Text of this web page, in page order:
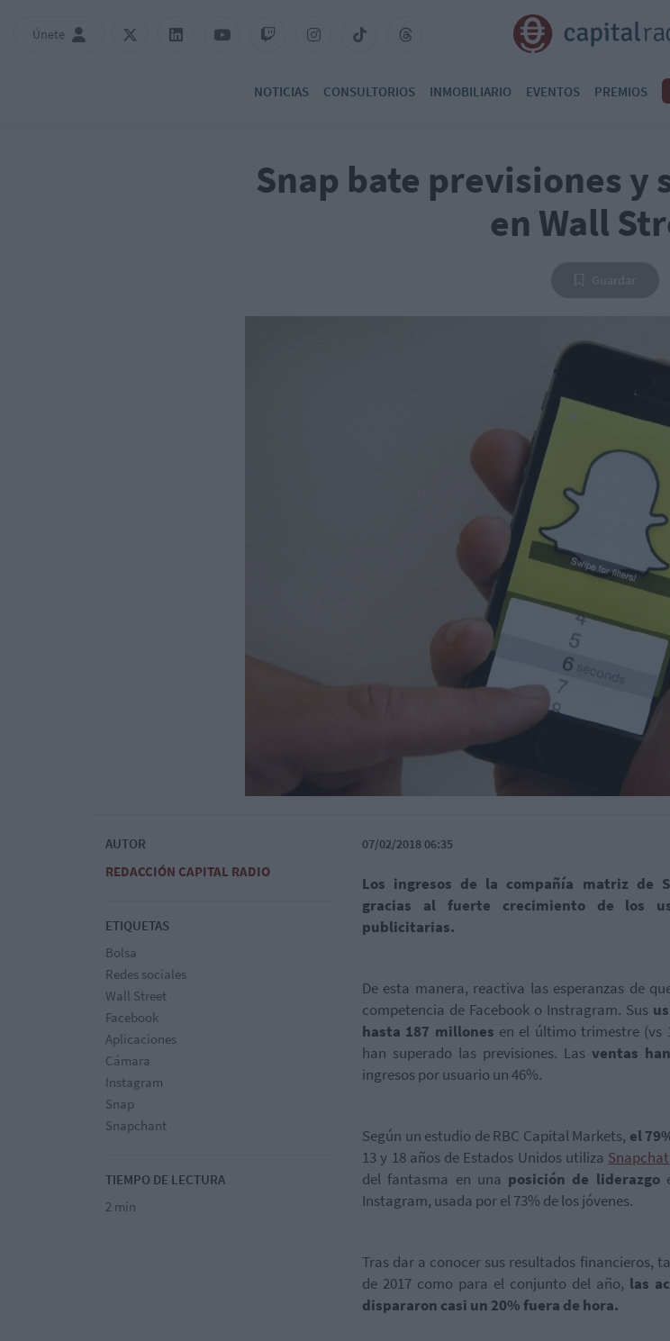
Únete
NOTICIAS CONSULTORIOS INMOBILIARIO EVENTOS PREMIOS
Snap bate previsiones y
en Wall
AUTOR
REDACCIÓN CAPITAL RADIO
ETIQUETAS
Bolsa
Redes sociales
Wall Street
Facebook
Aplicaciones
Cámara
Instagram
Snap
Snapchant
TIEMPO DE LECTURA
2 min
07/02/2018 06:35
Los ingresos de la compañía matriz de
gracias al fuerte crecimiento de los
publicitarias.
De esta manera, reactiva las esperanzas de
competencia de Facebook o Instragram. Sus
hasta 187 millones en el último trimestre (vs
han superado las previsiones. Las ventas
ingresos por usuario un 46%.
Según un estudio de RBC Capital Markets, el
13 y 18 años de Estados Unidos utiliza Snapchat
del fantasma en una posición de liderazgo
Instagram, usada por el 73% de los jóvenes.
Tras dar a conocer sus resultados financieros,
de 2017 como para el conjunto del año, las
dispararon casi un 20% fuera de hora.